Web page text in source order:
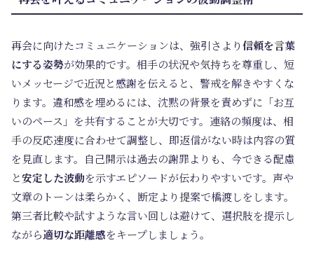
再会に向けたコミュニケーションは、強引さより信頼を言葉
にする姿勢が効果的です。相手の状況や気持ちを尊重し、短
いメッセージで近況と感謝を伝えると、警戒を解きやすくな
ります。違和感を埋めるには、沈黙の背景を責めずに「お互
いのペース」を共有することが大切です。連絡の頻度は、相
手の反応速度に合わせて調整し、即返信がない時は内容の質
を見直します。自己開示は過去の謝罪よりも、今できる配慮
と安定した波動を示すエピソードが伝わりやすいです。声や
文章のトーンは柔らかく、断定より提案で橋渡しをします。
第三者比較や試すような言い回しは避けて、選択肢を提示し
ながら適切な距離感をキープしましょう。